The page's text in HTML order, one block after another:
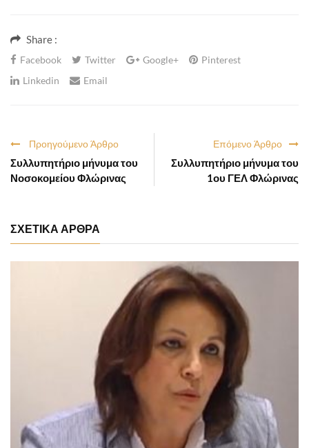
Share :
Facebook Twitter Google+
Pinterest
Linkedin
Email
Επόμενο Άρθρο
Συλλυπητήριο μήνυμα του
1ου ΓΕΛ Φλώρινας
Προηγούμενο Άρθρο
Συλλυπητήριο μήνυμα του
Νοσοκομείου Φλώρινας
ΣΧΕΤΙΚΑ ΑΡΘΡΑ